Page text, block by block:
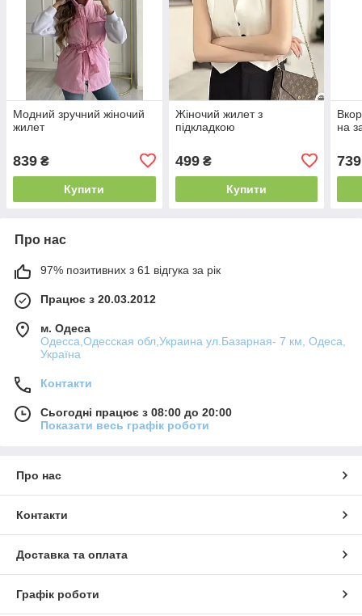
Модний зручний жіночий
жилет
839 ₴
Купити
Жіночий жилет з
підкладкою
499₴
Купити
на
739
Про нас
97% позитивних з 61 відгука за рік
Працює з 20.03.2012
м. Одеса
Одесса,Одесская обл,Украина ул.Базарная- 7 км, Одеса,
Україна
Контакти
Сьогодні працює з 08:00 до 20:00
Показати весь графік роботи
Про нас
Контакти
Доставка та оплата
Графік роботи